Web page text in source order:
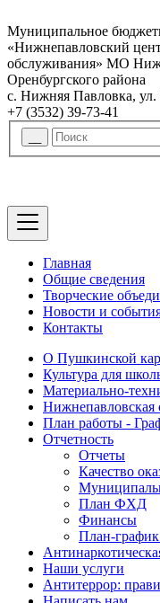
Муниципальное
«Нижнепавловский
обслуживания» МО
Оренбургского района
с. Нижняя Павловка, ул.
+7 (3532) 39-73-41
Главная
Общие сведения
Творческие
Новости и
Контакты
О Пушкинской
Культура для
Материально-
Нижнепавловская
План работы -
Отчетность
Отчеты
Качество
План ФХД
Финансы
План-график
Наши услуги
Антитеррор: